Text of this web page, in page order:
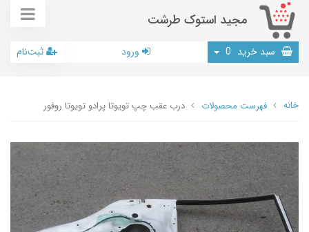
مجید استوک طرشت
سبد خرید 0 ورود ثبت‌نام
خانه فهرست محصولات درب عقب چپ تویوتا پرادو تویوتا روفور